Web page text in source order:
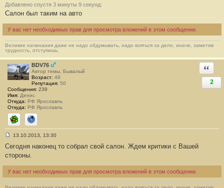
Добавлено спустя 3 минуты 9 секунд:
Салон был таким на авто
У вас нет необходимых прав для просмотра вложений в этом сообщении.
Великие начинания даже не надо обдумывать, надо взяться за дело, иначе, заметив
трудность, отступишь.
BDV76
Автор темы, Бывалый
Возраст: 49
Репутация: 50
Сообщения: 239
Имя: Денис
Откуда: РФ Ярославль
Откуда: РФ Ярославль
ICQ Сайт
2
о
б
е
и
13.10.2013, 13:30
Сегодня наконец то собрал свой салон. Ждем критики с Вашей
стороны.
У вас нет необходимых прав для просмотра вложений в этом сообщении.